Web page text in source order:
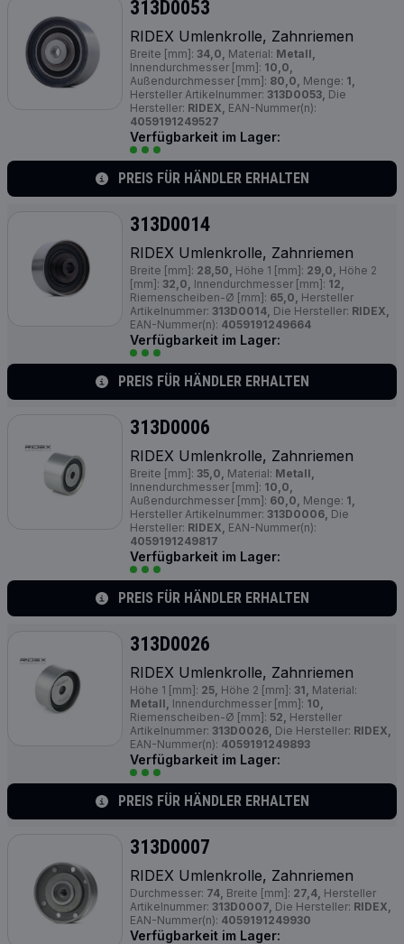
313D0053
RIDEX Umlenkrolle, Zahnriemen
Breite [mm]: 34,0, Material: Metall,
Innendurchmesser [mm]: 10,0,
Außendurchmesser [mm]: 80,0, Menge: 1,
Hersteller Artikelnummer: 313D0053, Die
Hersteller: RIDEX, EAN-Nummer(n):
4059191249527
Verfügbarkeit im Lager:
PREIS FÜR HÄNDLER ERHALTEN
313D0014
RIDEX Umlenkrolle, Zahnriemen
Breite [mm]: 28,50, Höhe 1 [mm]: 29,0, Höhe 2
[mm]: 32,0, Innendurchmesser [mm]: 12,
Riemenscheiben-Ø [mm]: 65,0, Hersteller
Artikelnummer: 313D0014, Die Hersteller: RIDEX,
EAN-Nummer(n): 4059191249664
Verfügbarkeit im Lager:
PREIS FÜR HÄNDLER ERHALTEN
313D0006
RIDEX Umlenkrolle, Zahnriemen
Breite [mm]: 35,0, Material: Metall,
Innendurchmesser [mm]: 10,0,
Außendurchmesser [mm]: 60,0, Menge: 1,
Hersteller Artikelnummer: 313D0006, Die
Hersteller: RIDEX, EAN-Nummer(n):
4059191249817
Verfügbarkeit im Lager:
PREIS FÜR HÄNDLER ERHALTEN
313D0026
RIDEX Umlenkrolle, Zahnriemen
Höhe 1 [mm]: 25, Höhe 2 [mm]: 31, Material:
Metall, Innendurchmesser [mm]: 10,
Riemenscheiben-Ø [mm]: 52, Hersteller
Artikelnummer: 313D0026, Die Hersteller: RIDEX,
EAN-Nummer(n): 4059191249893
Verfügbarkeit im Lager:
PREIS FÜR HÄNDLER ERHALTEN
313D0007
RIDEX Umlenkrolle, Zahnriemen
Durchmesser: 74, Breite [mm]: 27,4, Hersteller
Artikelnummer: 313D0007, Die Hersteller: RIDEX,
EAN-Nummer(n): 4059191249930
Verfügbarkeit im Lager: